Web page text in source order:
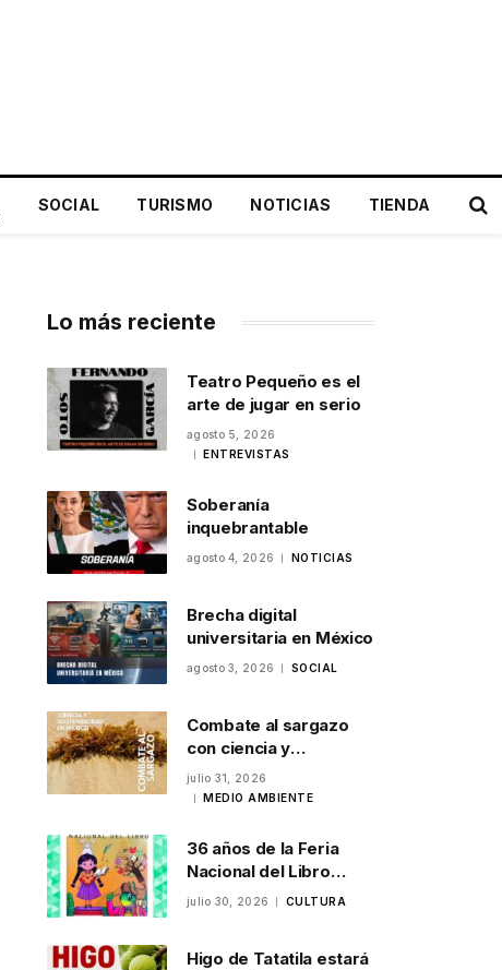
SOCIAL TURISMO NOTICIAS TIENDA
Lo más reciente
Teatro Pequeño es el
arte de jugar en serio
agosto 5, 2026
ENTREVISTAS
Soberanía
inquebrantable
agosto 4, 2026 NOTICIAS
Brecha digital
universitaria en México
agosto 3, 2026 SOCIAL
Combate al sargazo
con ciencia y
sostenibilidad en
México
julio 31, 2026
MEDIO AMBIENTE
36 años de la Feria
Nacional del Libro
Infantil y Juvenil en
julio 30, 2026 CULTURA
Higo de Tatatila estará